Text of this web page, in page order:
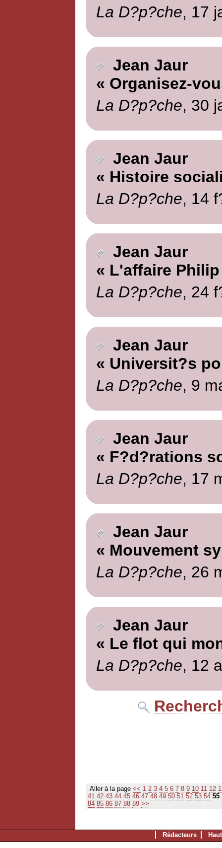
La D?p?che, 17
Jean Jaur
« Organisez-
La D?p?che, 30
Jean Jaur
« Histoire
La D?p?che, 14
Jean Jaur
« L'affaire Philip
La D?p?che, 24
Jean Jaur
« Universit?s
La D?p?che, 9
Jean Jaur
« F?d?rations
La D?p?che, 17
Jean Jaur
« Mouvement
La D?p?che, 26
Jean Jaur
« Le flot qui
La D?p?che, 12
Aller à la page << 1 2 3 4 5 6 7 8 9 10 11 12
41 42 43 44 45 46 47 48 49 50 51 52 53 54 55
84 85 86 87 88 89 >>
Rédacteurs